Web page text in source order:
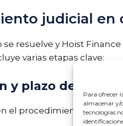
Para ofrecer
almacenar y/
tecnologías
judicial en
se resuelve y Hoist
varias etapas clave:
y plazo de pago
el procedimiento judicial